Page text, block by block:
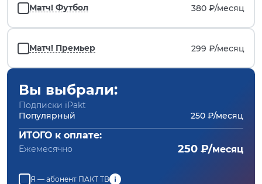
Матч! Футбол 380 ₽/месяц
Матч! Премьер 299 ₽/месяц
Вы выбрали:
Подписки iPakt
Популярный
250 ₽/месяц
ИТОГО к оплате:
Ежемесячно 250 ₽/месяц
Я — абонент ПАКТ ТВ